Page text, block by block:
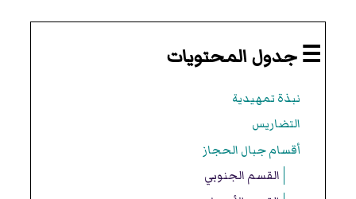
☰ جدول المحتويات
نبذة تمهيدية
التضاريس
أقسام جبال الحجاز
القسم الجنوبي